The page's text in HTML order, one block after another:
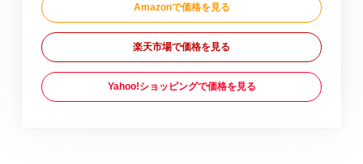
Amazonで価格を見る
楽天市場で価格を見る
Yahoo!ショッピングで価格を見る